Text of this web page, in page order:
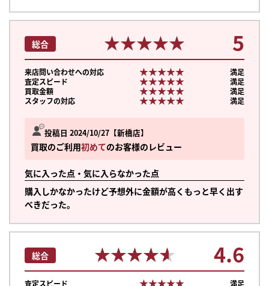
投稿日 2024/10/27 新橋店
買取のご利用初めてのお客様のレビュー
気に入った点・気に入らなかった点
購入しかなかったけど予想外に金額が高くもっと早く出す
べきだった。
総合 ★★★★★
★★★★★ 5
来店問い合わせへの対応 ★★★★★
★★★★★
満足
査定スピード
★★★★★
★★★★★
満足
買取金額
★★★★★
★★★★★
満足
スタッフの対応
★★★★★
★★★★★ 満足
総合 ★★★★★
★★★★★ 4.6
査定スピード ★★★★★
★★★★★
満足